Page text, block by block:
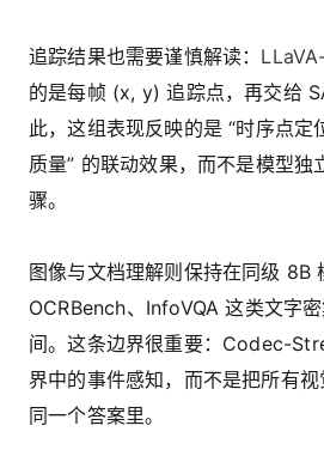
追踪结果也需要谨慎解读：
的是每帧 (x, y) 追踪点，再交给
此，这组表现反映的是 “时序点
质量” 的联动效果，而不是模型独
骤。
图像与文档理解则保持在同级 8B
OCRBench、InfoVQA 这类文字
间。这条边界很重要：Codec-
界中的事件感知，而不是把所有
同一个答案里。